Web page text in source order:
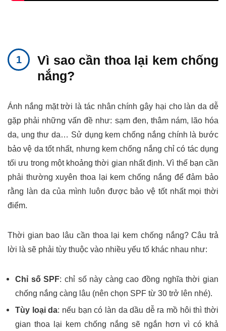
Vì sao cần thoa lại kem chống
nắng?
Ánh nắng mặt trời là tác nhân chính gây hại cho làn da dễ
gặp phải những vấn đề như: sạm đen, thâm nám, lão hóa
da, ung thư da… Sử dụng kem chống nắng chính là bước
bảo vệ da tốt nhất, nhưng kem chống nắng chỉ có tác dụng
tối ưu trong một khoảng thời gian nhất định. Vì thế bạn cần
phải thường xuyên thoa lại kem chống nắng để đảm bảo
rằng làn da của mình luôn được bảo vệ tốt nhất mọi thời
điểm.
Thời gian bao lâu cần thoa lại kem chống nắng? Câu trả
lời là sẽ phải tùy thuộc vào nhiều yếu tố khác nhau như:
Chỉ số SPF: chỉ số này càng cao đồng nghĩa thời gian
chống nắng càng lâu (nên chọn SPF từ 30 trở lên nhé).
Tùy loại da: nếu bạn có làn da dầu dễ ra mồ hôi thì thời
gian thoa lại kem chống nắng sẽ ngắn hơn vì có khả